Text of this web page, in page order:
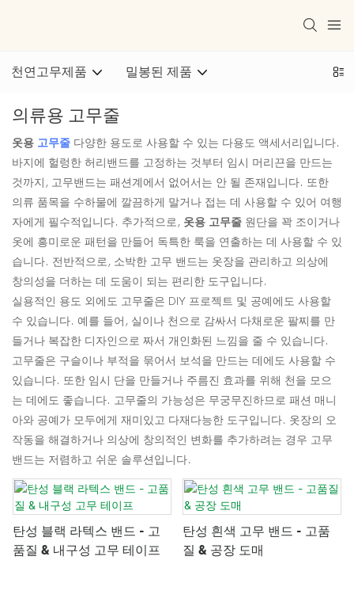
천연고무제품 밀봉된 제품
의류용 고무줄
옷용 고무줄 다양한 용도로 사용할 수 있는 다용도 액세서리입니다.
바지에 헐렁한 허리밴드를 고정하는 것부터 임시 머리끈을 만드는
것까지, 고무밴드는 패션계에서 없어서는 안 될 존재입니다. 또한
의류 품목을 수하물에 깔끔하게 말거나 접는 데 사용할 수 있어 여행
자에게 필수적입니다. 추가적으로, 옷용 고무줄 원단을 꽉 조이거나
옷에 흥미로운 패턴을 만들어 독특한 룩을 연출하는 데 사용할 수 있
습니다. 전반적으로, 소박한 고무 밴드는 옷장을 관리하고 의상에
창의성을 더하는 데 도움이 되는 편리한 도구입니다.
실용적인 용도 외에도 고무줄은 DIY 프로젝트 및 공예에도 사용할
수 있습니다. 예를 들어, 실이나 천으로 감싸서 다채로운 팔찌를 만
들거나 복잡한 디자인으로 짜서 개인화된 느낌을 줄 수 있습니다.
고무줄은 구슬이나 부적을 묶어서 보석을 만드는 데에도 사용할 수
있습니다. 또한 임시 단을 만들거나 주름진 효과를 위해 천을 모으
는 데에도 좋습니다. 고무줄의 가능성은 무궁무진하므로 패션 매니
아와 공예가 모두에게 재미있고 다재다능한 도구입니다. 옷장의 오
작동을 해결하거나 의상에 창의적인 변화를 추가하려는 경우 고무
밴드는 저렴하고 쉬운 솔루션입니다.
탄성 블랙 라텍스 밴드 - 고
품질 & 내구성 고무 테이프
탄성 흰색 고무 밴드 - 고품
질 & 공장 도매